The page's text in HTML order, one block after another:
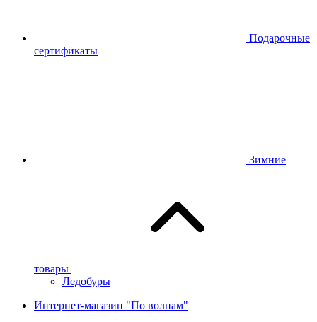
Подарочные
сертификаты
Зимние
товары
Ледобуры
Интернет-магазин "По волнам"